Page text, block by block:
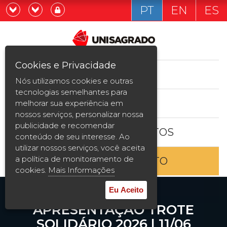
Graduação
Pós-graduação e MBA
Curta Duração
Vestibular
2ª Graduação
Transferência
Reingresso
Já sou estudande
Quero ser estudante
PT EN ES
ESTUDE AQUI
BOLSAS E DESCONTOS
ENTRE EM CONTATO
APRESENTAÇÃO TROTE
Cookies e Privacidade
Nós utilizamos cookies e outras
tecnologias semelhantes para
melhorar sua experiência em
nossos serviços, personalizar nossa
publicidade e recomendar
conteúdo de seu interesse. Ao
utilizar nossos serviços, você aceita
a política de monitoramento de
cookies. Mais Informações
Eu Aceito